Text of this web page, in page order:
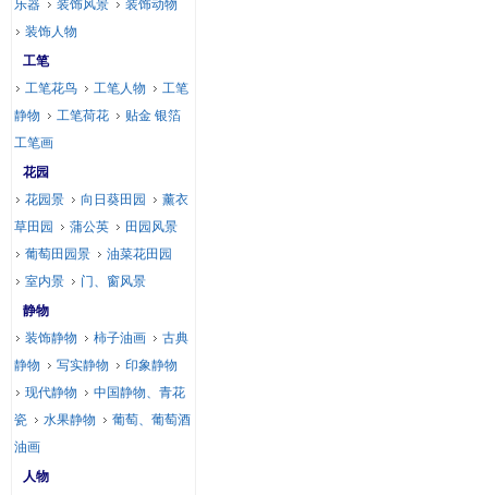
乐器 装饰风景
装饰动物
装饰人物
工笔
工笔花鸟
工笔人物
工笔
静物
工笔荷花
贴金 银箔
工笔画
花园
花园景
向日葵田园
薰衣
草田园
蒲公英
田园风景
葡萄田园景
油菜花田园
室内景
门、窗风景
静物
装饰静物
柿子油画
古典
静物
写实静物
印象静物
现代静物
中国静物、青花
瓷
水果静物
葡萄、葡萄酒
油画
人物